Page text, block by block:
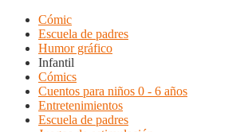
Cómic
Escuela de padres
Humor gráfico
Infantil
Cómics
Cuentos para niños 0 - 6 años
Entretenimientos
Escuela de padres